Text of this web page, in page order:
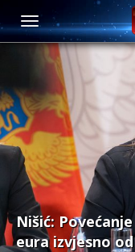
Ekonomija
Nišić:
eura izvjesno